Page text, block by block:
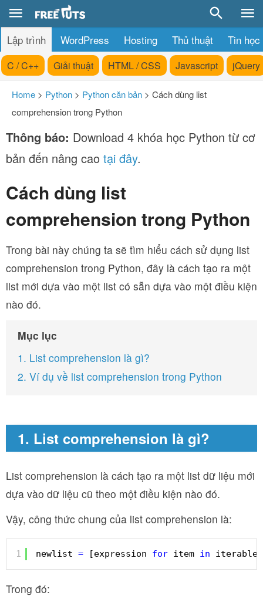
Lập trình WordPress Hosting Thủ thuật Tin học
C / C++ Giải thuật HTML / CSS Javascript jQuery
Home > Python > Python căn bản > Cách dùng list
comprehension trong Python
Thông báo: Download 4 khóa học Python từ cơ
bản đến nâng cao tại đây.
Cách dùng list
comprehension trong Python
Trong bài này chúng ta sẽ tìm hiểu cách sử dụng list
comprehension trong Python, đây là cách tạo ra một
list mới dựa vào một list có sẵn dựa vào một điều kiện
nào đó.
Mục lục
1. List comprehension là gì?
2. Ví dụ về list comprehension trong Python
1. List comprehension là gì?
List comprehension là cách tạo ra một list dữ liệu mới
dựa vào dữ liệu cũ theo một điều kiện nào đó.
Vậy, công thức chung của list comprehension là:
1 newlist = [expression for item in iterable
Trong đó: